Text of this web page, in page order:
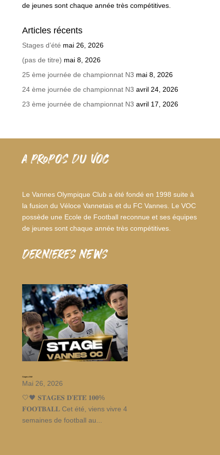
de jeunes sont chaque année très compétitives.
Articles récents
Stages d’été mai 26, 2026
(pas de titre) mai 8, 2026
25 ème journée de championnat N3 mai 8, 2026
24 ème journée de championnat N3 avril 24, 2026
23 ème journée de championnat N3 avril 17, 2026
A PROPOS DU VOC
Le Vannes Olympique Club a été fondé en 1998 suite à
la fusion du Véloce Vannetais et du FC Vannes. Le VOC
possède une Ecole de Football reconnue et ses équipes
de jeunes sont chaque année très compétitives.
dernieres news
Stages d’été
Mai 26, 2026
🤍🖤 𝐒𝐓𝐀𝐆𝐄𝐒 𝐃’𝐄́𝐓𝐄́ 𝟏𝟎𝟎%
𝐅𝐎𝐎𝐓𝐁𝐀𝐋𝐋 Cet été, viens vivre 4
semaines de football au...